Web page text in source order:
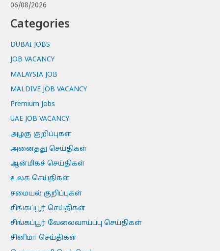
06/08/2026
Categories
DUBAI JOBS
JOB VACANCY
MALAYSIA JOB
MALDIVE JOB VACANCY
Premium Jobs
UAE JOB VACANCY
அழகு குறிப்புகள்
அனைத்து செய்திகள்
ஆன்மிகச் செய்திகள்
உலக செய்திகள்
சமையல் குறிப்புகள்
சிங்கப்பூர் செய்திகள்
சிங்கப்பூர் வேலைவாய்ப்பு செய்திகள்
சினிமா செய்திகள்